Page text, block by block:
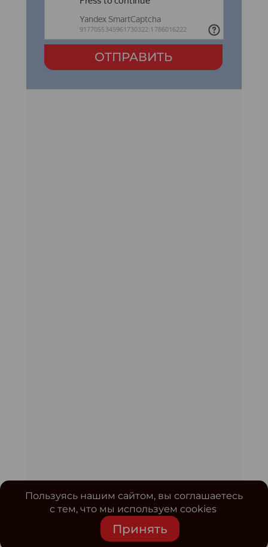
ОТПРАВИТЬ
Пользуясь нашим сайтом, вы соглашаетесь
с тем, что мы используем cookies
Принять